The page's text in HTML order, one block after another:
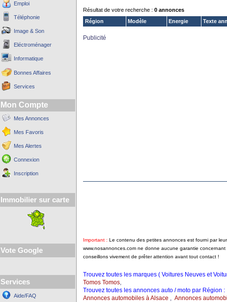
Emploi
Téléphonie
Image & Son
Eléctroménager
Informatique
Bonnes Affaires
Services
Mon Compte
Mes Annonces
Mes Favoris
Mes Alertes
Connexion
Inscription
Immobilier sur carte
Vote Google
Services
Aide/FAQ
Résultat de votre recherche : 0 annonces
Région
Modèle Energie Texte
Publicité
Important : Le contenu des petites annonces est fourni par
www.nosannonces.com ne donne aucune garantie
conseillons vivement de prêter attention avant tout contact !
Trouvez toutes les marques ( Voitures Neuves et
Tomos Tomos,
Trouvez toutes les annonces auto / moto par Région :
Annonces automobiles à Alsace , Annonces